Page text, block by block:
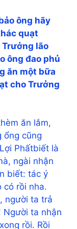
ông hãy
quạt
Trưởng lão
ông đao phủ
ăn một bữa
cho Trưởng
ăn lắm,
ổng cũng
Phấtbiết là
ngài nhận
biết: tác ý
có rồi nha.
người ta trả
Người ta nhận
rồi. Rồi